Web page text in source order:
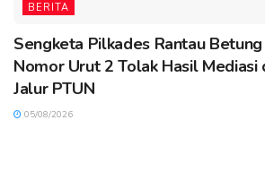
BERITA
Sengketa Pilkades Rantau
Nomor Urut 2 Tolak Hasil Mediasi
Jalur PTUN
05/08/2026